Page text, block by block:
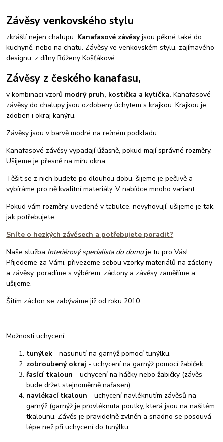
Závěsy venkovského stylu
zkrášlí nejen chalupu. Kanafasové závěsyjsou pěkné také do
kuchyně, nebo na chatu. Závěsy ve venkovském stylu, zajímavého
designu, z dílny Růženy Košťákové.
Závěsy z českého kanafasu,
v kombinaci vzorů modrý pruh, kostička a kytička.Kanafasové
závěsy do chalupy jsou ozdobeny úchytem s krajkou. Krajkou je
zdoben i okraj kanýru.
Závěsy jsou v barvě modré na režném podkladu.
Kanafasové závěsy vypadají úžasně, pokud mají správné rozměry.
Ušijeme je přesně na míru okna.
Těšit se z nich budete po dlouhou dobu, šijeme je pečlivě a
vybíráme pro ně kvalitní materiály. V nabídce mnoho variant.
Pokud vám rozměry, uvedené v tabulce, nevyhovují, ušijeme je tak,
jak potřebujete.
Sníte o hezkých závěsech a potřebujete poradit?
Naše služba Interiérový specialista do domuje tu pro Vás!
Přijedeme za Vámi, přivezeme sebou vzorky materiálů na záclony
a závěsy, poradíme s výběrem, záclony a závěsy zaměříme a
ušijeme.
Šitím záclon se zabýváme již od roku 2010.
Možnosti uchycení
tunýlek - nasunutí na garnýž pomocí tunýlku.
zobroubený okraj - uchycení na garnýž pomocí žabiček.
řasící tkaloun - uchycení na háčky nebo žabičky (závěs
bude držet stejnoměrně nařasen)
navlékací tkaloun - uchycení navléknutím závěsů na
garnýž (garnýž je provléknuta poutky, která jsou na našitém
tkalounu. Závěs je pravidelně zvlněn a snadno se posouvá -
lépe než při uchycení do tunýlku.